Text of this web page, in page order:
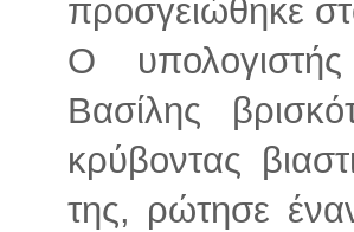
προσγειώθηκε
Ο
Βασίλης
κρύβοντας
της, ρώτησε